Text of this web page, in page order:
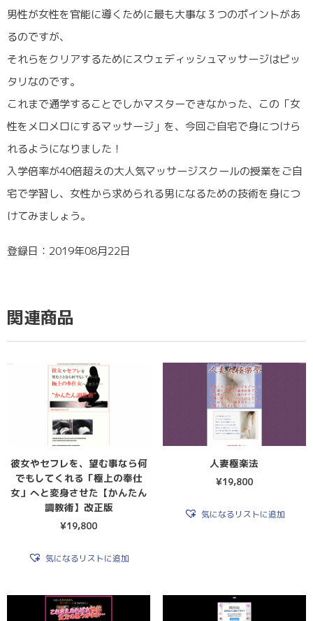
男性が女性を官能に導くために最も大事な３つのポイントがあ
るのですが、
それらをクリアするためにスウェディッシュマッサージはピッ
タリなのです。
これまで通学することでしかマスターできなかった、この「女
性をメロメロにするマッサージ」を、今回ご自宅で身につけら
れるようになりました！
入学倍率が40倍超えの大人気マッサージスクールの授業をご自
宅で学習し、女性から求められる男になるための技術を身につ
けてみましょう。
登録日：2019年08月22日
関連商品
彼女やセフレを、望む事なら何
でもしてくれる「極上の奉仕
女」へと変身させた【かんたん
調教術】改正版
¥19,800
気になるリストに追加
人妻極楽法
¥19,800
気になるリストに追加